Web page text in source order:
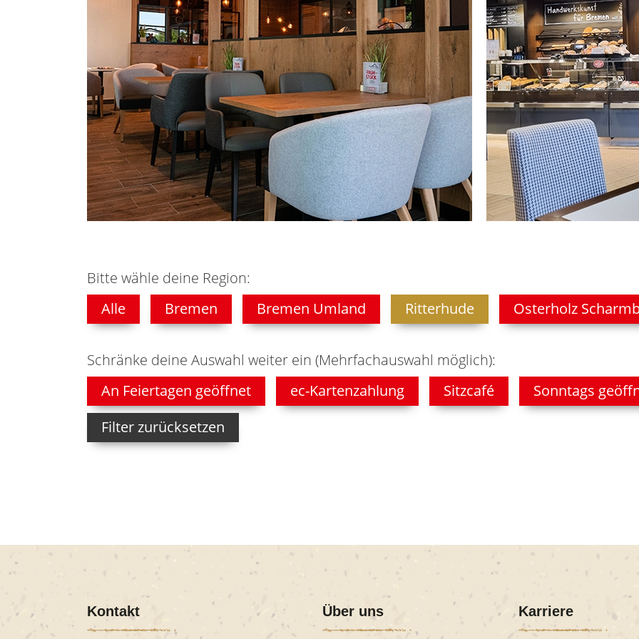
Bitte wähle deine Region:
Alle
Bremen Bremen Umland Ritterhude Osterholz
Schränke deine Auswahl weiter ein (Mehrfachauswahl möglich):
An Feiertagen geöffnet
ec-Kartenzahlung Sitzcafé
Sonntags
Filter zurücksetzen
Kontakt Über uns Karriere